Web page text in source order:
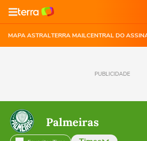
MAPA ASTRALTERRA MAILCENTRAL DO
PUBLICIDADE
Palmeiras